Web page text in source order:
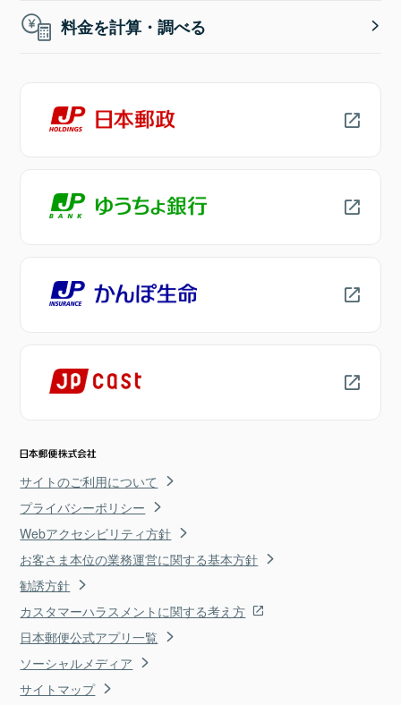
料金を計算・調べる
サイトのご利用について
プライバシーポリシー
Webアクセシビリティ方針
お客さま本位の業務運営に関する基本方針
勧誘方針
カスタマーハラスメントに関する考え方
日本郵便公式アプリ一覧
ソーシャルメディア
サイトマップ